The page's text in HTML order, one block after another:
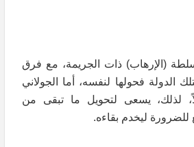
(الإرهاب) ذات الجريمة، مع فرق
الدولة فحولها لنفسه، أما الجولاني
لذلك، يسعى لتحويل ما تبقى من
للضرورة ليخدم بقاءه.